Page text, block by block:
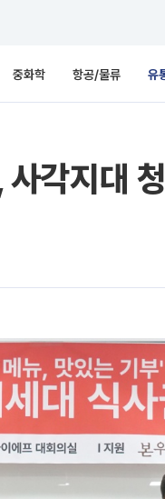
중화학 항공/물류 유
각지대